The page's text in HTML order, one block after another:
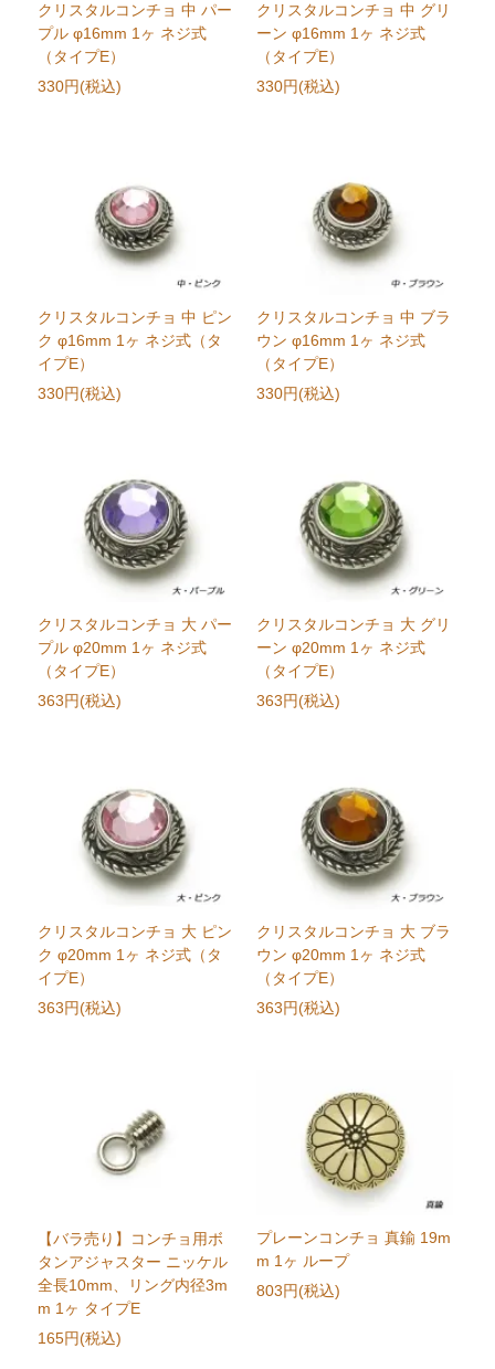
クリスタルコンチョ 中 パー
プル φ16mm 1ヶ ネジ式
（タイプE）
330円(税込)
クリスタルコンチョ 中 グリ
ーン φ16mm 1ヶ ネジ式
（タイプE）
330円(税込)
クリスタルコンチョ 中 ピン
ク φ16mm 1ヶ ネジ式（タ
イプE）
330円(税込)
クリスタルコンチョ 中 ブラ
ウン φ16mm 1ヶ ネジ式
（タイプE）
330円(税込)
クリスタルコンチョ 大 パー
プル φ20mm 1ヶ ネジ式
（タイプE）
363円(税込)
クリスタルコンチョ 大 グリ
ーン φ20mm 1ヶ ネジ式
（タイプE）
363円(税込)
クリスタルコンチョ 大 ピン
ク φ20mm 1ヶ ネジ式（タ
イプE）
363円(税込)
クリスタルコンチョ 大 ブラ
ウン φ20mm 1ヶ ネジ式
（タイプE）
363円(税込)
【バラ売り】コンチョ用ボ
タンアジャスター ニッケル
全長10mm、リング内径3m
m 1ヶ タイプE
165円(税込)
プレーンコンチョ 真鍮 19m
m 1ヶ ループ
803円(税込)